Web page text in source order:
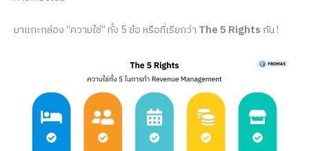
มาแกะกล่อง “ความใช่” ทั้ง 5 ข้อ หรือที่เรียกว่า The 5 Rightsกัน !